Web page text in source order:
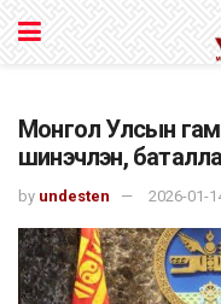
Монгол Улсын
шинэчлэн,
by undesten 2026-01-